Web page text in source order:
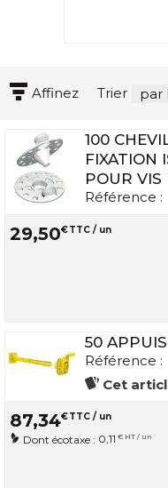
Affinez Trier
100
FIXATION
POUR VIS
Référence :
29,50€TTC / un
50
Référence :
Cet
87,34€TTC / un
Dont écotaxe : 0,11 € HT / un